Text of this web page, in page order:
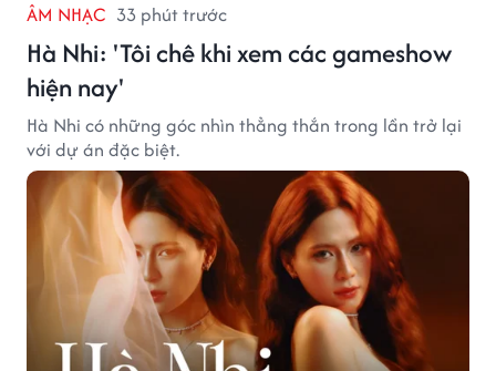
ÂM NHẠC 33 phút trước
Hà Nhi: 'Tôi chê khi xem các gameshow
hiện nay'
Hà Nhi có những góc nhìn thẳng thắn trong lần trở lại
với dự án đặc biệt.